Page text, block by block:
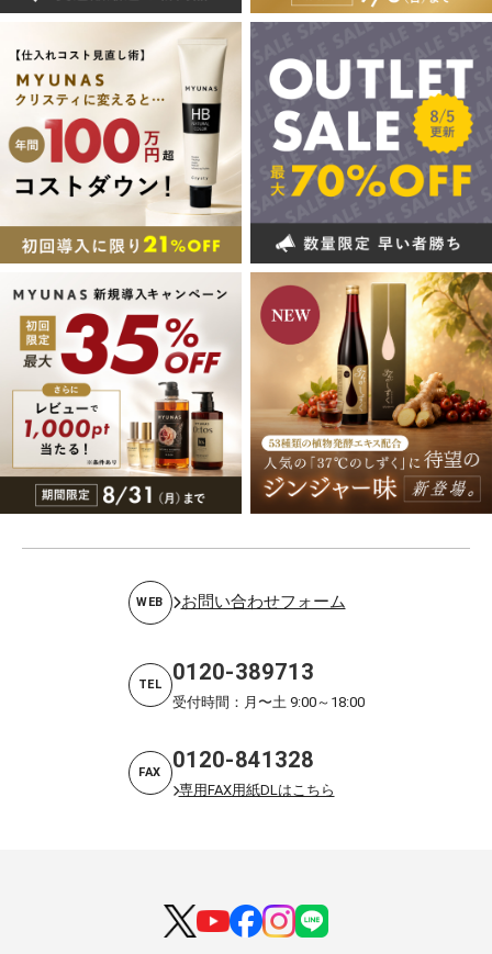
WEB お問い合わせフォーム
TEL 0120-389713
受付時間：月〜土 9:00～18:00
FAX 0120-841328
専用FAX用紙DLはこちら